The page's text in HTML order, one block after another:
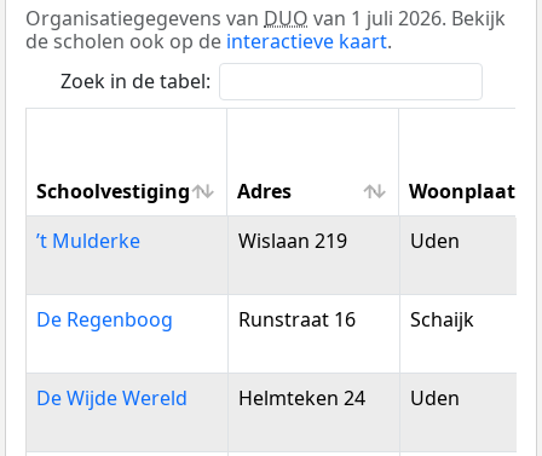
Organisatiegegevens van DUO van 1 juli 2026. Bekijk
de scholen ook op de interactieve kaart.
Zoek in de tabel:
Schoolvestiging Adres
Woonplaats
Schoolvestiging
Adres Woonplaats
’t Mulderke Wislaan 219 Uden
De Regenboog Runstraat 16 Schaijk
De Wijde Wereld Helmteken 24 Uden